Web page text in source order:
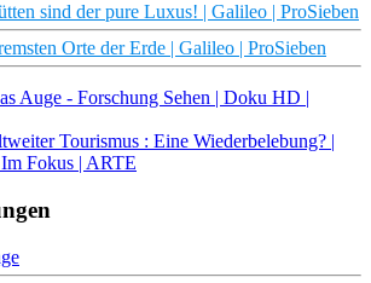
sind der pure Luxus! | Galileo | ProSieben
Orte der Erde | Galileo | ProSieben
Auge - Forschung Sehen | Doku HD |
Tourismus : Eine Wiederbelebung? |
Fokus | ARTE